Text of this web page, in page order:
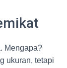
Mengapa?
ukuran, tetapi